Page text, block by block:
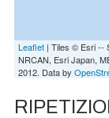
Leaflet | Tiles © Esri --
NRCAN, Esri Japan,
2012. Data by